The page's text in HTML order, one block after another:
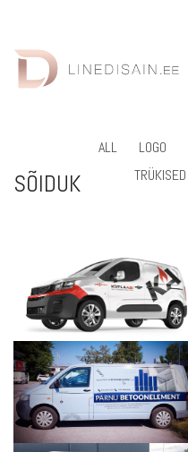
SÕIDUK
ALL LOGO
TRÜKISED